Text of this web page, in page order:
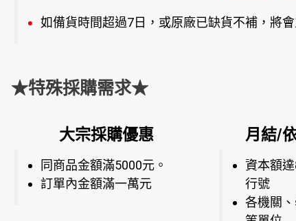
如備貨時間超過7日，或原廠已缺貨不補，將
★特殊採購需求★
大宗採購優惠
同商品金額滿5000元。
訂單內金額滿一萬元
月結/
資本額
行號
各機關